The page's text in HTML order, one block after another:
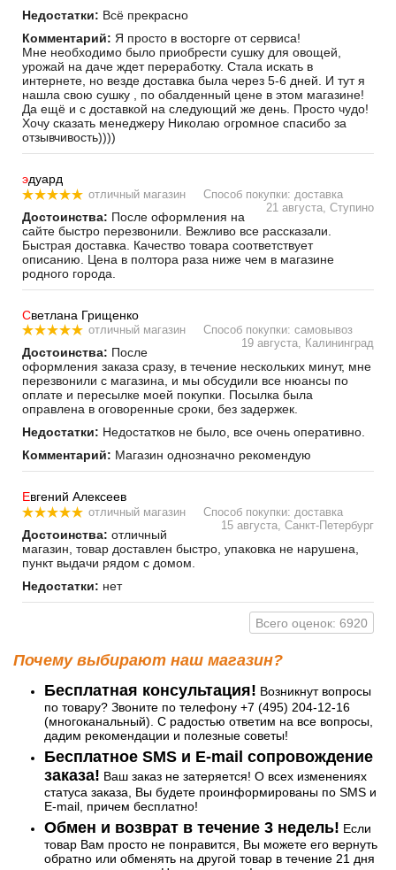
Недостатки: Всё прекрасно
Комментарий: Я просто в восторге от сервиса!
Мне необходимо было приобрести сушку для овощей,
урожай на даче ждет переработку. Стала искать в
интернете, но везде доставка была через 5-6 дней. И тут я
нашла свою сушку , по обалденный цене в этом магазине!
Да ещё и с доставкой на следующий же день. Просто чудо!
Хочу сказать менеджеру Николаю огромное спасибо за
отзывчивость))))
эдуард
отличный магазин
Способ покупки: доставка
21 августа, Ступино
Достоинства: После оформления на
сайте быстро перезвонили. Вежливо все рассказали.
Быстрая доставка. Качество товара соответствует
описанию. Цена в полтора раза ниже чем в магазине
родного города.
Светлана Грищенко
отличный магазин
Способ покупки: самовывоз
19 августа, Калининград
Достоинства: После
оформления заказа сразу, в течение нескольких минут, мне
перезвонили с магазина, и мы обсудили все нюансы по
оплате и пересылке моей покупки. Посылка была
оправлена в оговоренные сроки, без задержек.
Недостатки: Недостатков не было, все очень оперативно.
Комментарий: Магазин однозначно рекомендую
Евгений Алексеев
отличный магазин
Способ покупки: доставка
15 августа, Санкт-Петербург
Достоинства: отличный
магазин, товар доставлен быстро, упаковка не нарушена,
пункт выдачи рядом с домом.
Недостатки: нет
Всего оценок: 6920
Почему выбирают наш магазин?
Бесплатная консультация! Возникнут вопросы
по товару? Звоните по телефону +7 (495) 204-12-16
(многоканальный). С радостью ответим на все вопросы,
дадим рекомендации и полезные советы!
Бесплатное SMS и E-mail сопровождение
заказа! Ваш заказ не затеряется! О всех изменениях
статуса заказа, Вы будете проинформированы по SMS и
E-mail, причем бесплатно!
Обмен и возврат в течение 3 недель! Если
товар Вам просто не понравится, Вы можете его вернуть
обратно или обменять на другой товар в течение 21 дня